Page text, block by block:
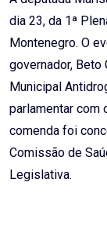
dia 23, da 1ª
Montenegro. O
governador,
Municipal
parlamentar com
comenda foi
Comissão de
Legislativa.